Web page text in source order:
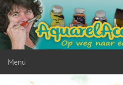
Menu